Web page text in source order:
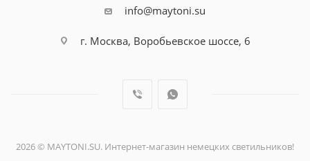
info@maytoni.su
г. Москва, Воробьевское шоссе, 6
2026 © MAYTONI.SU. Интернет-магазин немецких светильников!